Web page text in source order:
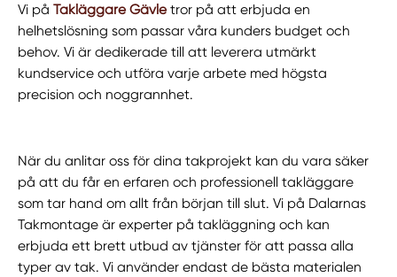
Vi påTakläggare Gävletror på att erbjuda en
helhetslösning som passar våra kunders budget och
behov. Vi är dedikerade till att leverera utmärkt
kundservice och utföra varje arbete med högsta
precision och noggrannhet.
När du anlitar oss för dina takprojekt kan du vara säker
på att du får en erfaren och professionell takläggare
som tar hand om allt från början till slut. Vi på Dalarnas
Takmontage är experter på takläggning och kan
erbjuda ett brett utbud av tjänster för att passa alla
typer av tak. Vi använder endast de bästa materialen